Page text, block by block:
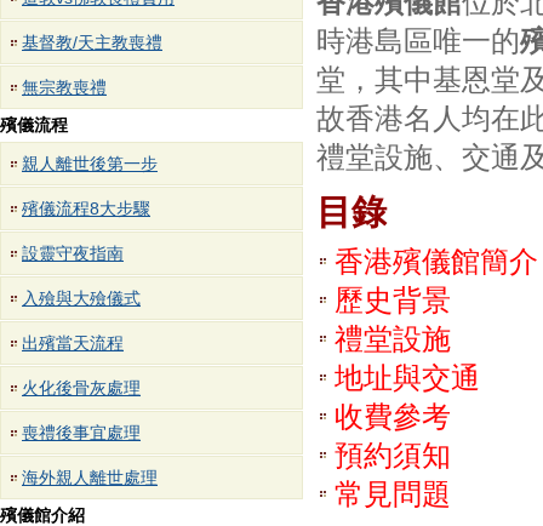
基督教/天主教喪禮
無宗教喪禮
殯儀流程
親人離世後第一步
殯儀流程8大步驟
設靈守夜指南
入殮與大殮儀式
出殯當天流程
火化後骨灰處理
喪禮後事宜處理
海外親人離世處理
殯儀館介紹
時港島區唯一的
堂，其中基恩堂
故香港名人均在
禮堂設施、交通
目錄
香港殯儀館簡介
歷史背景
禮堂設施
地址與交通
收費參考
預約須知
常見問題